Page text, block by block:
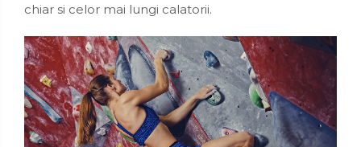
chiar si celor mai lungi calatorii.